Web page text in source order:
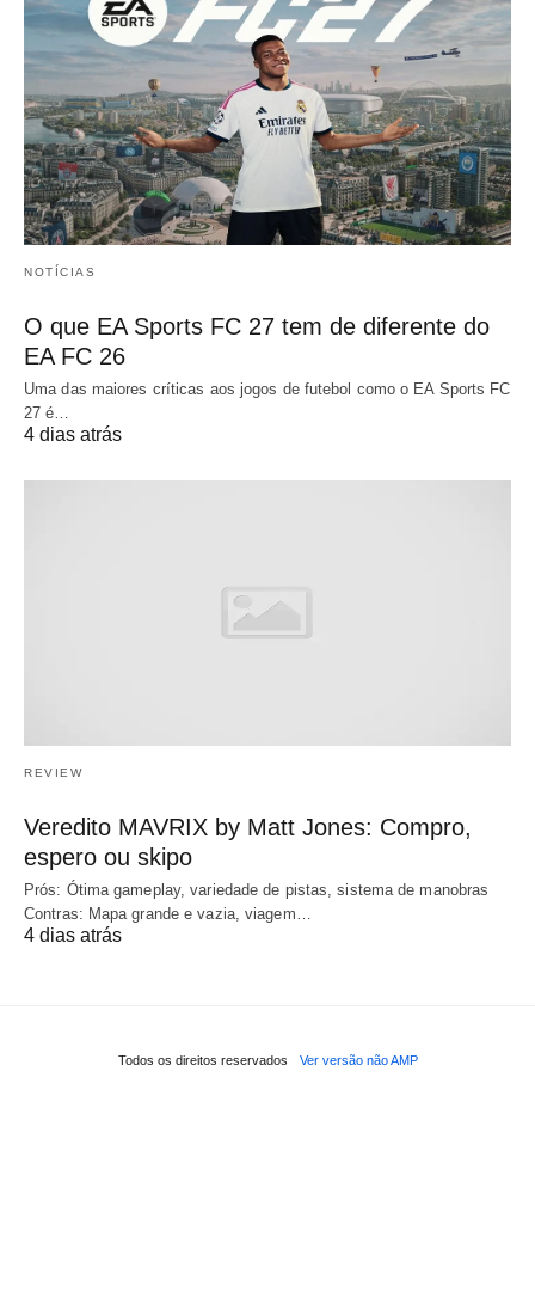
NOTÍCIAS
O que EA Sports FC 27 tem de diferente do
EA FC 26
Uma das maiores críticas aos jogos de futebol como o EA Sports FC
27 é…
4 dias atrás
REVIEW
Veredito MAVRIX by Matt Jones: Compro,
espero ou skipo
Prós: Ótima gameplay, variedade de pistas, sistema de manobras
Contras: Mapa grande e vazia, viagem…
4 dias atrás
Todos os direitos reservados Ver versão não AMP